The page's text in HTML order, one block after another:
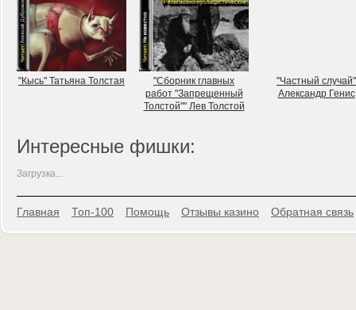
"Кысь" Татьяна Толстая
"Сборник главных
работ "Запрещенный
Толстой"" Лев Толстой
"Частный случай"
Александр Генис
Интересные фишки:
Загрузка...
Главная Топ-100 Помощь Отзывы казино Обратная связь